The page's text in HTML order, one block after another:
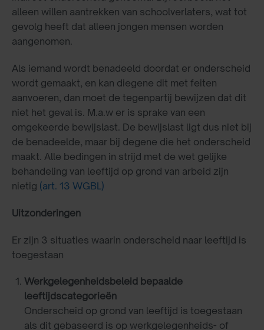
alleen willen aantrekken van schoolverlaters, wat tot
gevolg heeft dat alleen jongen mensen worden
aangenomen.
Als iemand wordt benadeeld doordat er onderscheid
wordt gemaakt, en kan diegene dit met feiten
aanvoeren, dan moet de tegenpartij bewijzen dat dit
niet het geval is. M.a.w er is sprake van een
omgekeerde bewijslast. De bewijslast ligt dus niet bij
de benadeelde, maar bij degene die het onderscheid
maakt. Alle bedingen in strijd met de wet gelijke
behandeling van leeftijd op grond van arbeid zijn
nietig (art. 13 WGBL)
Uitzonderingen
Er zijn 3 situaties waarin onderscheid naar leeftijd is
toegestaan
Werkgelegenheidsbeleid bepaalde
leeftijdscategorieën
Onderscheid op grond van leeftijd is toegestaan
als dit gebaseerd is op werkgelegenheids- of